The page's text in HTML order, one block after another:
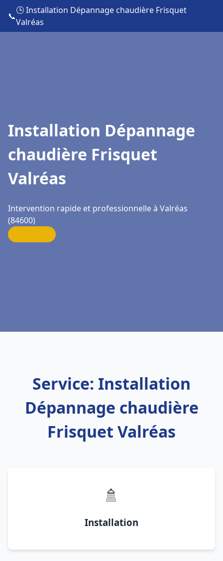
📞
🕒 Installation Dépannage chaudière Frisquet
Valréas
Installation Dépannage
chaudière Frisquet
Valréas
Intervention rapide et professionnelle à Valréas
(84600)
Service: Installation
Dépannage chaudière
Frisquet Valréas
🚿
Installation